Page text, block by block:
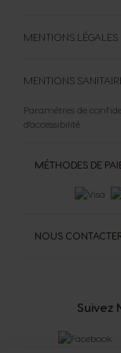
Suivez
MÉTHODES DE
NOUS
MENTIONS LÉGALES
MENTIONS
Paramètres de
d'accessibilité